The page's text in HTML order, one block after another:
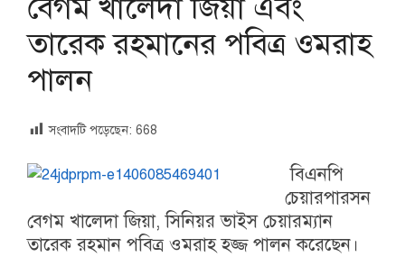
বেগম খালেদা জিয়া এবং
তারেক রহমানের পবিত্র ওমরাহ
পালন
সংবাদটি পড়েছেন: 668
বিএনপি
চেয়ারপারসন
বেগম খালেদা জিয়া, সিনিয়র ভাইস চেয়ার‌ম্যান
তারেক রহমান পবিত্র ওমরাহ হজ্জ পালন করেছেন।